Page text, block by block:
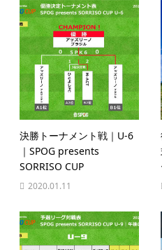
決勝トーナメント戦｜U-6
｜SPOG presents
SORRISO CUP
2020.01.11